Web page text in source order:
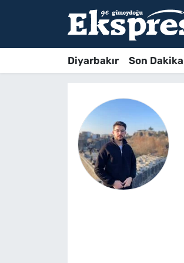
Diyarbakır Son Dakika